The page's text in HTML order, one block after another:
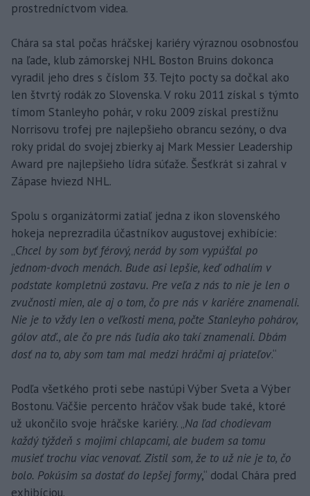
prostredníctvom videa.
Chára sa stal počas hráčskej kariéry výraznou osobnosťou
na ľade, klub zámorskej NHL Boston Bruins dokonca
vyradil jeho dres s číslom 33. Tejto pocty sa dočkal ako
len štvrtý rodák zo Slovenska. V roku 2011 získal s týmto
tímom Stanleyho pohár, v roku 2009 získal prestížnu
Norrisovu trofej pre najlepšieho obrancu sezóny, o dva
roky pridal do svojej zbierky aj Mark Messier Leadership
Award pre najlepšieho lídra súťaže. Šesťkrát si zahral v
Zápase hviezd NHL.
Spolu s organizátormi zatiaľ jedna z ikon slovenského
hokeja neprezradila účastníkov augustovej exhibície:
„Chcel by som byť férový, nerád by som vypúšťal po
jednom-dvoch menách. Bude asi lepšie, keď odhalím v
podstate kompletnú zostavu. Pre veľa z nás to nie je len o
zvučnosti mien, ale aj o tom, čo pre nás v kariére znamenali.
Nie je to vždy len o veľkosti mena, počte Stanleyho pohárov,
gólov atď., ale čo pre nás ľudia ako takí znamenali. Dbám
dosť na to, aby som tam mal medzi hráčmi aj priateľov.“
Podľa všetkého proti sebe nastúpi Výber Sveta a Výber
Bostonu. Väčšie percento hráčov však bude také, ktoré
už ukončilo svoje hráčske kariéry. „Na ľad chodievam
každý týždeň s mojimi chlapcami, ale budem sa tomu
musieť trochu viac venovať. Zistil som, že to už nie je to, čo
bolo. Pokúsim sa dostať do lepšej formy,“ dodal Chára pred
exhibíciou.